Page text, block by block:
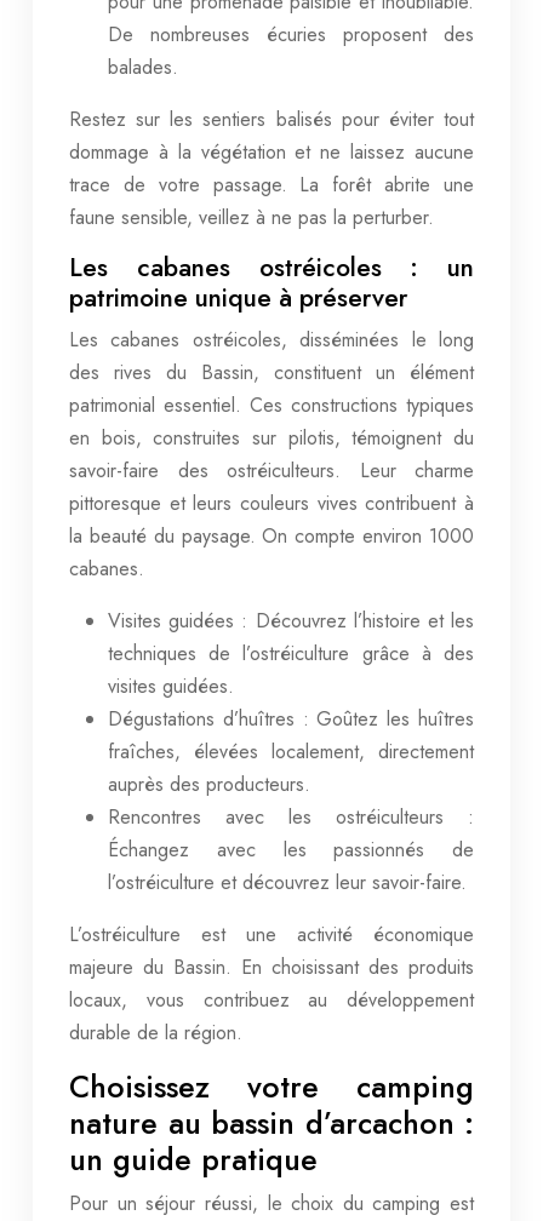
De nombreuses écuries proposent des
balades.
Restez sur les sentiers balisés pour éviter tout
dommage à la végétation et ne laissez aucune
trace de votre passage. La forêt abrite une
faune sensible, veillez à ne pas la perturber.
Les cabanes ostréicoles : un
patrimoine unique à préserver
Les cabanes ostréicoles, disséminées le long
des rives du Bassin, constituent un élément
patrimonial essentiel. Ces constructions typiques
en bois, construites sur pilotis, témoignent du
savoir-faire des ostréiculteurs. Leur charme
pittoresque et leurs couleurs vives contribuent à
la beauté du paysage. On compte environ 1000
cabanes.
Visites guidées : Découvrez l’histoire et les
techniques de l’ostréiculture grâce à des
visites guidées.
Dégustations d’huîtres : Goûtez les huîtres
fraîches, élevées localement, directement
auprès des producteurs.
Rencontres avec les ostréiculteurs :
Échangez avec les passionnés de
l’ostréiculture et découvrez leur savoir-faire.
L’ostréiculture est une activité économique
majeure du Bassin. En choisissant des produits
locaux, vous contribuez au développement
durable de la région.
Choisissez votre camping
nature au bassin d’arcachon :
un guide pratique
Pour un séjour réussi, le choix du camping est